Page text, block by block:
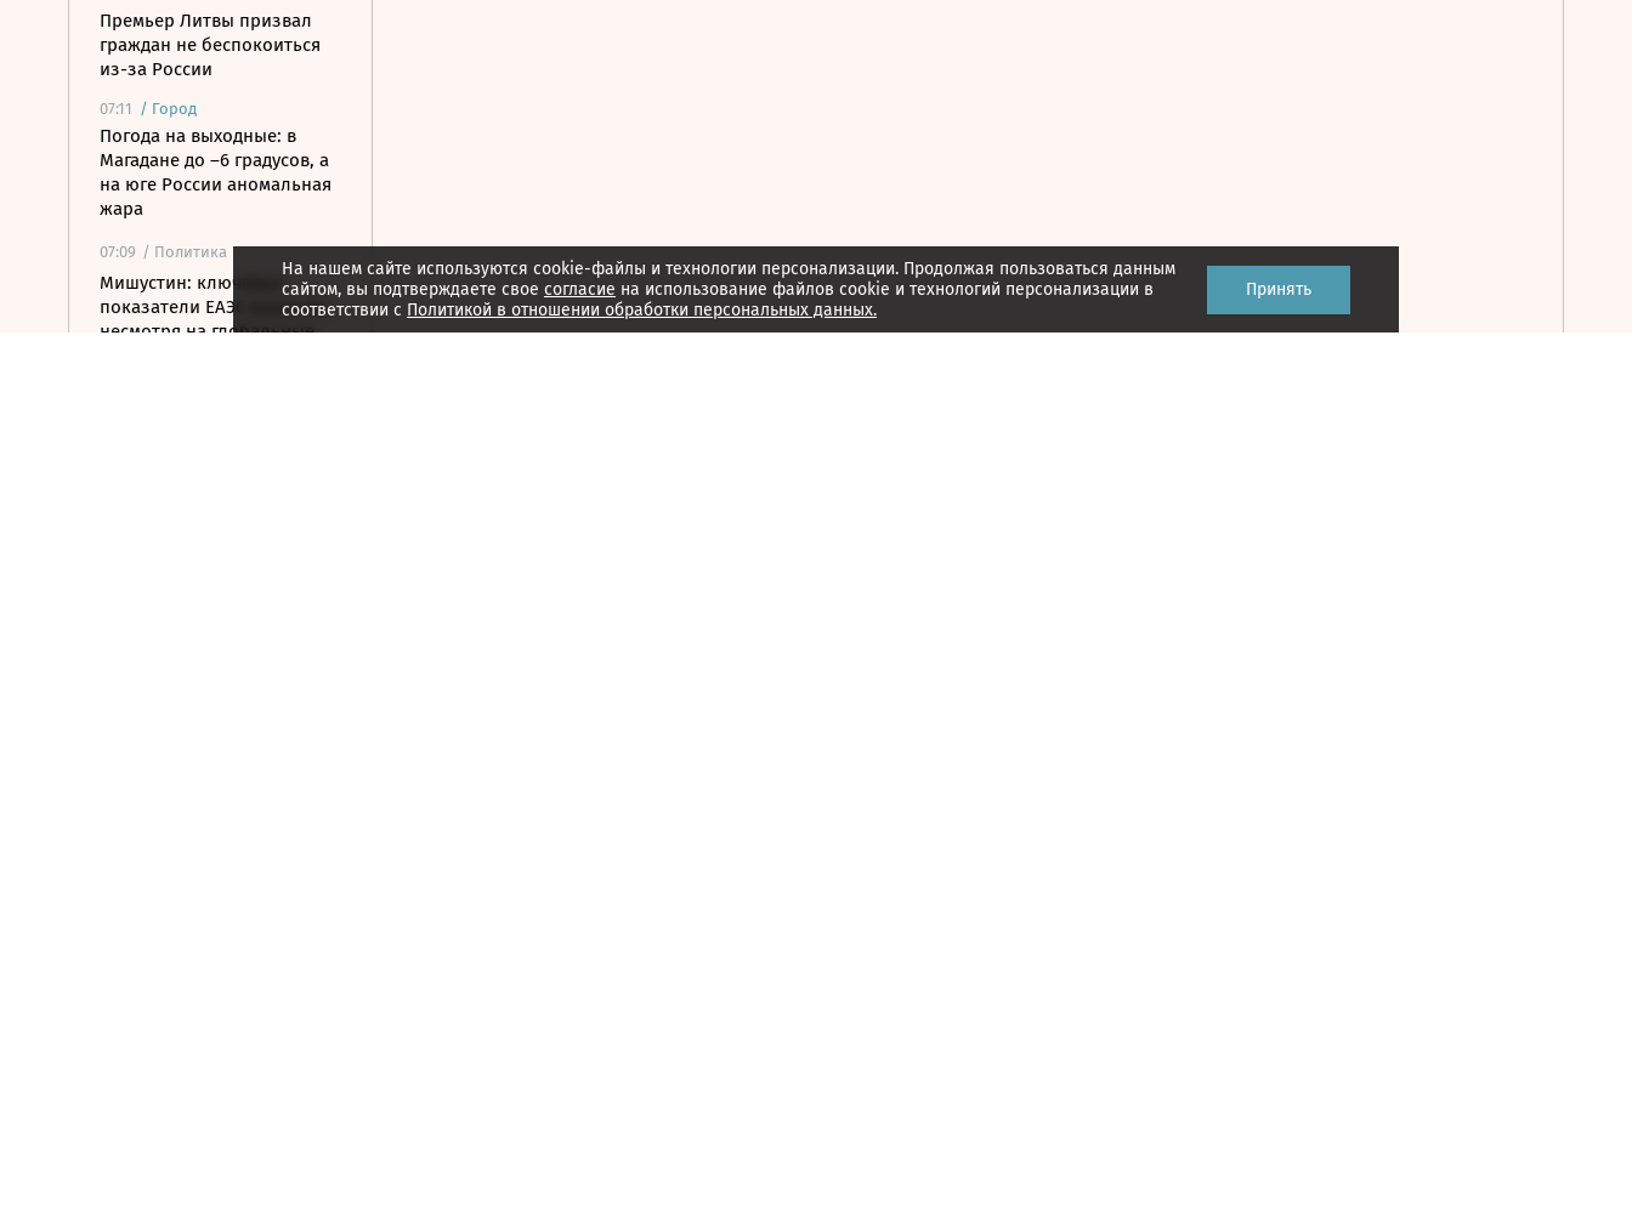
Премьер Литвы призвал
граждан не беспокоиться
из-за России
07:11 / Город
Погода на выходные: в
Магадане до –6 градусов, а
на юге России аномальная
жара
07:09 / Политика
Мишустин: ключевые
показатели ЕАЭС выросли,
несмотря на глобальные
На нашем сайте используются cookie-файлы и технологии персонализации. Продолжая пользоваться данным
сайтом, вы подтверждаете свое согласие на использование файлов cookie и технологий персонализации в
соответствии с Политикой в отношении обработки персональных данных.
Принять